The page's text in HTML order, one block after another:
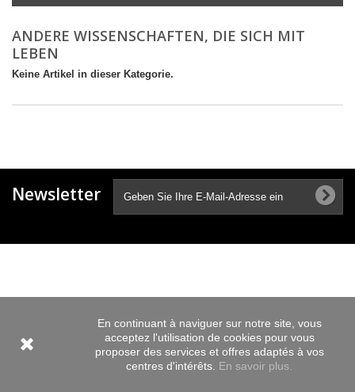
ANDERE WISSENSCHAFTEN, DIE SICH MIT
LEBEN
Keine Artikel in dieser Kategorie.
Newsletter
En continuant à naviguer sur notre site, vous
acceptez l'utilisation de cookies pour vous
proposer des services et offres adaptés à vos
centres d'intérêts. En savoir plus.